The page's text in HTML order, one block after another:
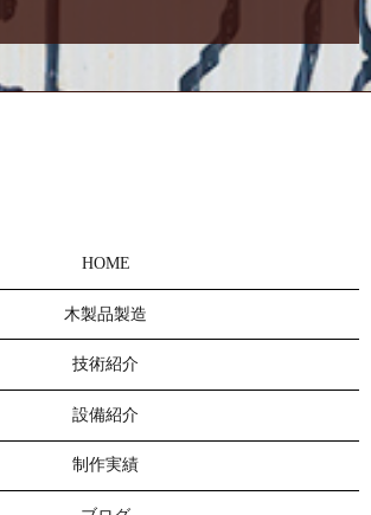
HOME
木製品製造
技術紹介
設備紹介
制作実績